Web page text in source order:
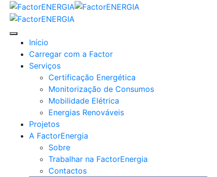
Skip
Início
Carregar com a Factor
Serviços
Certificação Energética
Monitorização de Consumos
Mobilidade Elétrica
Energias Renováveis
Projetos
A FactorEnergia
Sobre
Trabalhar na FactorEnergia
Contactos